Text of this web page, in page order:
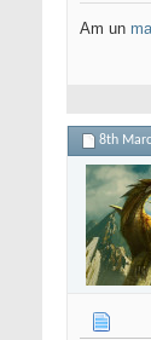
Am un
8th